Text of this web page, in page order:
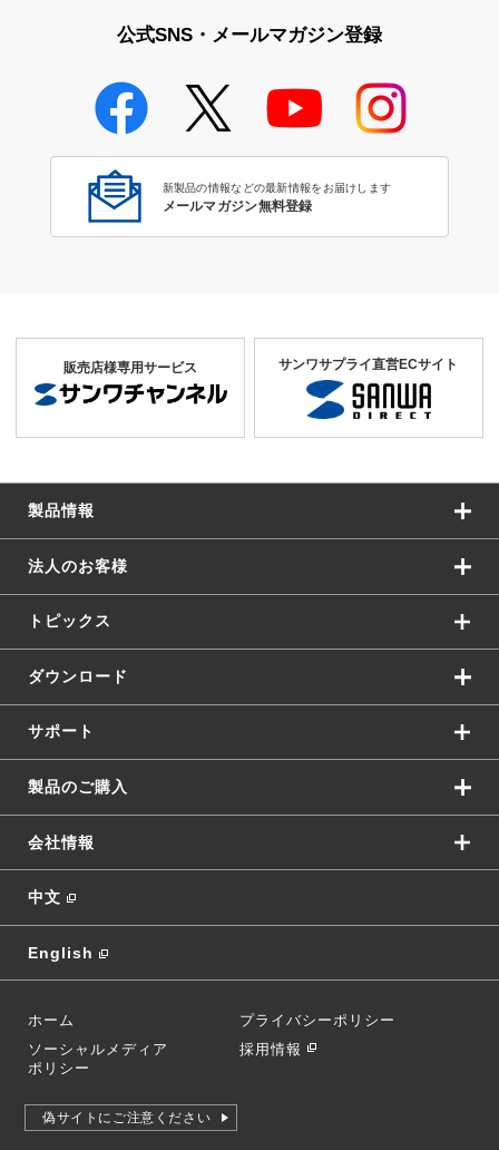
公式SNS・メールマガジン登録
新製品の情報などの最新情報をお届けします
メールマガジン無料登録
販売店様専用サービス サンワサプライ直営ECサイト
製品情報
法人のお客様
トピックス
ダウンロード
サポート
製品のご購入
会社情報
中文
English
ホーム
プライバシーポリシー
ソーシャルメディア
ポリシー
採用情報
偽サイトにご注意ください